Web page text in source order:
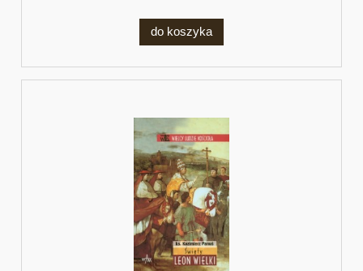
do koszyka